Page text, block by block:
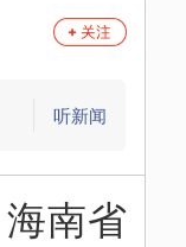
听新闻
南省